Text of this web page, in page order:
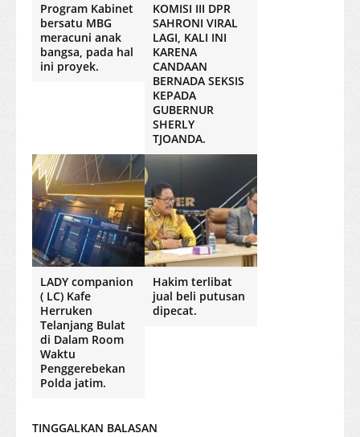
Program Kabinet
bersatu MBG
meracuni anak
bangsa, pada hal
ini proyek.
KOMISI III DPR
SAHRONI VIRAL
LAGI, KALI INI
KARENA
CANDAAN
BERNADA SEKSIS
KEPADA
GUBERNUR
SHERLY
TJOANDA.
LADY companion
( LC) Kafe
Herruken
Telanjang Bulat
di Dalam Room
Waktu
Penggerebekan
Polda jatim.
Hakim terlibat
jual beli putusan
dipecat.
TINGGALKAN BALASAN